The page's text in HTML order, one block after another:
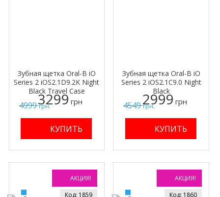
4999грн.
Зубная щетка Oral-B iO
Series 2 iOS2.1D9.2K Night
Black Travel Case
3299 грн 4549грн.
Зубная щетка Oral-B iO
Series 2 iOS2.1C9.0 Night
Black
2999 грн
АКЦИЯ!
Код: 1859
АКЦИЯ!
Код: 1860